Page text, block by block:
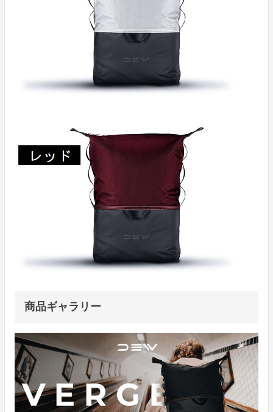
商品ギャラリー